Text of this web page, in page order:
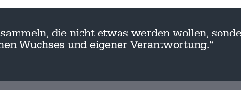
die nicht etwas werden wollen,
Wuchses und eigener Verantwortung.“